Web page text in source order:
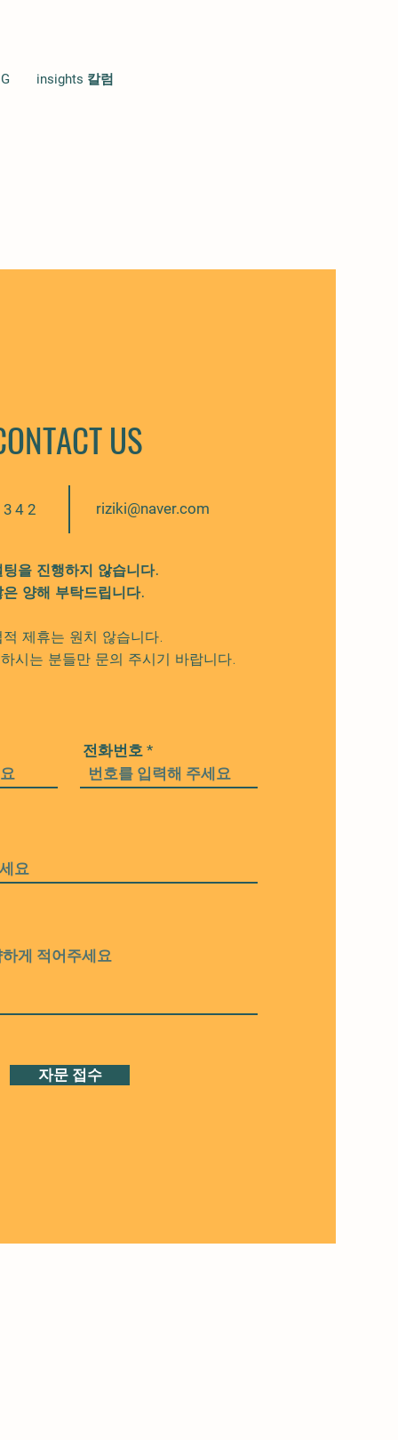
insights 칼럼
US
riziki@naver.com
을 진행하지 않습니다.
은 양해 부탁드립니다.
제휴는 원치 않습니다.
시는 분들만 문의 주시기 바랍니다.
전화번호
자문 접수